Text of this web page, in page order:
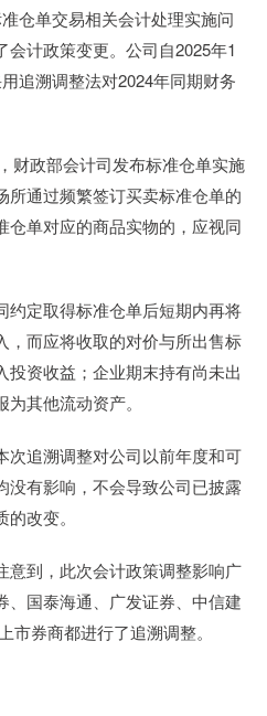
仓单交易相关会计处理实施问
计政策变更。公司自2025年1
追溯调整法对2024年同期财务
政部会计司发布标准仓单实施
所通过频繁签订买卖标准仓单的
仓单对应的商品实物的，应视同
定取得标准仓单后短期内再将
，而应将收取的对价与所出售标
资收益；企业期末持有尚未出
其他流动资产。
追溯调整对公司以前年度和可
没有影响，不会导致公司已披露
改变。
到，此次会计政策调整影响广
、国泰海通、广发证券、中信建
市券商都进行了追溯调整。